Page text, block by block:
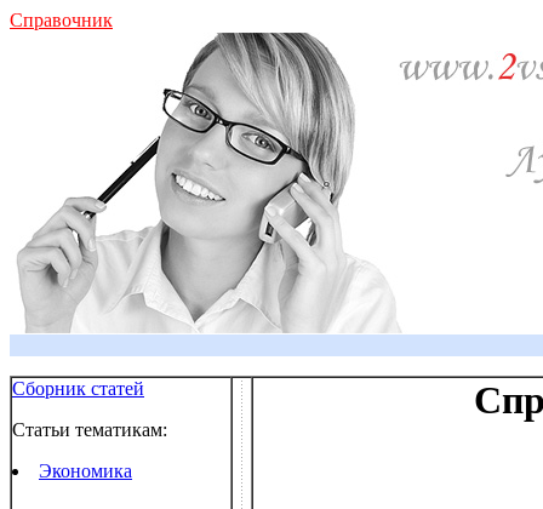
Справочник
Сборник статей
Статьи тематикам:
Экономика